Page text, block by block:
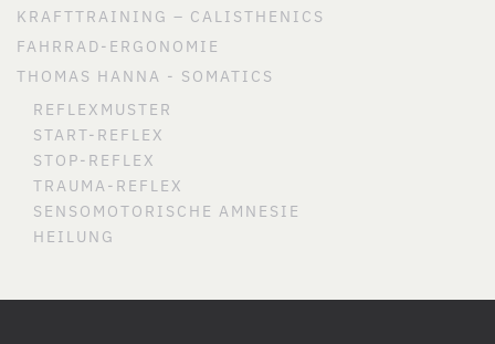
KRAFTTRAINING – CALISTHENICS
FAHRRAD-ERGONOMIE
THOMAS HANNA - SOMATICS
REFLEXMUSTER
START-REFLEX
STOP-REFLEX
TRAUMA-REFLEX
SENSOMOTORISCHE AMNESIE
HEILUNG